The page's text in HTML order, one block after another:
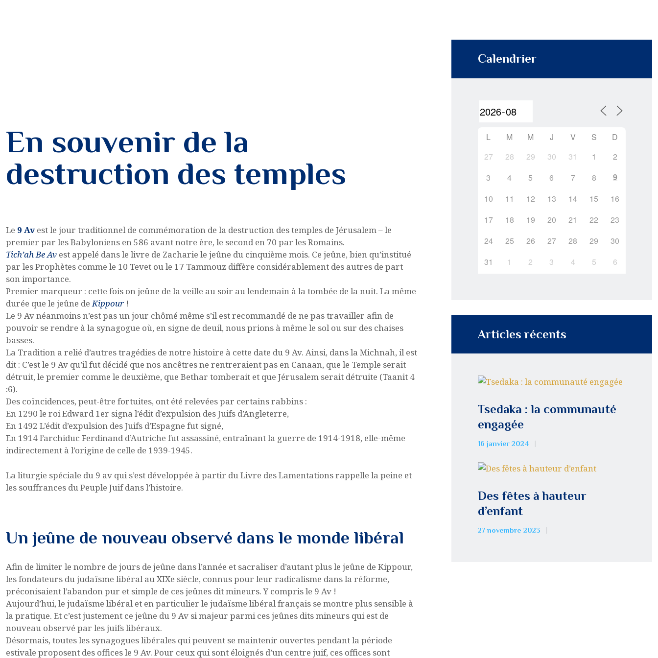
En souvenir de la
destruction des temples
Le 9 Avest le jour traditionnel de commémoration de la destruction des temples de Jérusalem – le
premier par les Babyloniens en 586 avant notre ère, le second en 70 par les Romains.
Tich’ah Be Av est appelé dans le livre de Zacharie le jeûne du cinquième mois. Ce jeûne, bien qu’institué
par les Prophètes comme le 10 Tevet ou le 17 Tammouz diffère considérablement des autres de part
son importance.
Premier marqueur : cette fois on jeûne de la veille au soir au lendemain à la tombée de la nuit. La même
durée que le jeûne deKippour !
Le 9 Av néanmoins n’est pas un jour chômé même s’il est recommandé de ne pas travailler afin de
pouvoir se rendre à la synagogue où, en signe de deuil, nous prions à même le sol ou sur des chaises
basses.
La Tradition a relié d’autres tragédies de notre histoire à cette date du 9 Av. Ainsi, dans la Michnah, il est
dit : C’est le 9 Av qu’il fut décidé que nos ancêtres ne rentreraient pas en Canaan, que le Temple serait
détruit, le premier comme le deuxième, que Bethar tomberait et que Jérusalem serait détruite (Taanit 4
:6).
Des coïncidences, peut-être fortuites, ont été relevées par certains rabbins :
En 1290 le roi Edward 1er signa l’édit d’expulsion des Juifs d’Angleterre,
En 1492 L’édit d’expulsion des Juifs d’Espagne fut signé,
En 1914 l’archiduc Ferdinand d’Autriche fut assassiné, entraînant la guerre de 1914-1918, elle-même
indirectement à l’origine de celle de 1939-1945.
La liturgie spéciale du 9 av qui s’est développée à partir du Livre des Lamentations rappelle la peine et
les souffrances du Peuple Juif dans l’histoire.
Un jeûne de nouveau observé dans le monde libéral
Afin de limiter le nombre de jours de jeûne dans l’année et sacraliser d’autant plus le jeûne de Kippour,
les fondateurs du judaïsme libéral au XIXe siècle, connus pour leur radicalisme dans la réforme,
préconisaient l’abandon pur et simple de ces jeûnes dit mineurs. Y compris le 9 Av !
Aujourd’hui, le judaïsme libéral et en particulier le judaïsme libéral français se montre plus sensible à
la pratique. Et c’est justement ce jeûne du 9 Av si majeur parmi ces jeûnes dits mineurs qui est de
nouveau observé par les juifs libéraux.
Désormais, toutes les synagogues libérales qui peuvent se maintenir ouvertes pendant la période
estivale proposent des offices le 9 Av. Pour ceux qui sont éloignés d’un centre juif, ces offices sont
Calendrier
L M M J V S
D
27
28 29 30 31 1
2
3
4 5 6 7 8
9
10
11 12 13 14 15
16
17
18 19 20 21 22
23
24
25 26 27 28 29
30
31
1 2 3 4 5 6
Articles récents
Tsedaka : la communauté
engagée
16 janvier 2024
Des fêtes à hauteur
d’enfant
27 novembre 2023